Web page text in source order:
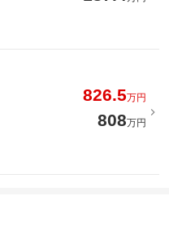
826.5万円
808万円